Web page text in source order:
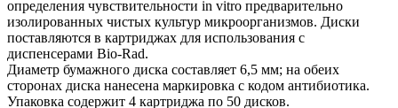
определения чувствительности in vitro предварительно
изолированных чистых культур микроорганизмов. Диски
поставляются в картриджах для использования с
диспенсерами Bio-Rad.
Диаметр бумажного диска составляет 6,5 мм; на обеих
сторонах диска нанесена маркировка с кодом антибиотика.
Упаковка содержит 4 картриджа по 50 дисков.